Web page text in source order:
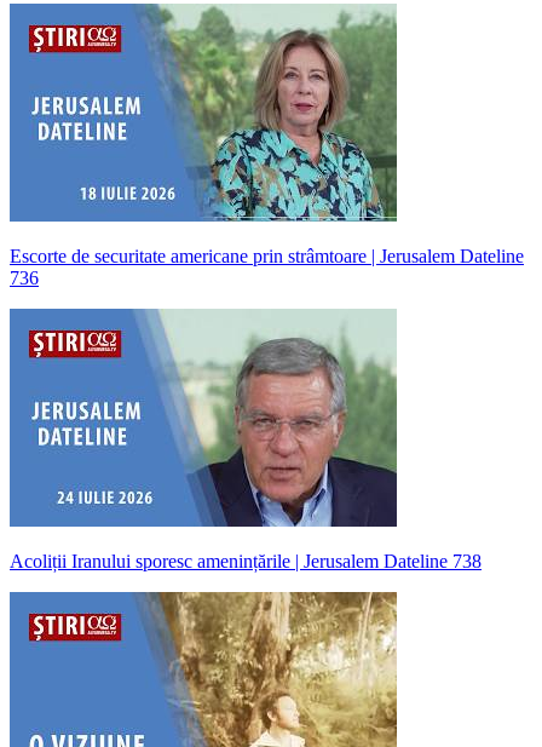
Escorte de securitate americane prin strâmtoare | Jerusalem Dateline
736
Acoliții Iranului sporesc amenințările | Jerusalem Dateline 738